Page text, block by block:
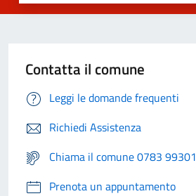
Contatta il comune
Leggi le domande frequenti
Richiedi Assistenza
Chiama il comune 0783 99301
Prenota un appuntamento